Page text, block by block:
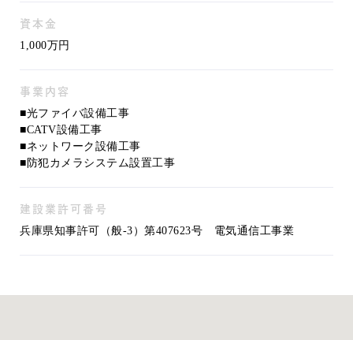
資本金
1,000万円
事業内容
■光ファイバ設備工事
■CATV設備工事
■ネットワーク設備工事
■防犯カメラシステム設置工事
建設業許可番号
兵庫県知事許可（般-3）第407623号 電気通信工事業